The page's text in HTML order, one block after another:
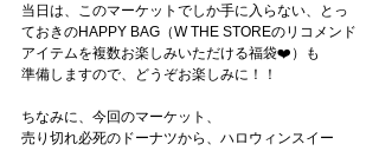
当日は、このマーケットでしか手に入らない、とっ
ておきのHAPPY BAG（W THE STOREのリコメンド
アイテムを複数お楽しみいただける福袋❤️）も
準備しますので、どうぞお楽しみに！！
ちなみに、今回のマーケット、
売り切れ必死のドーナツから、ハロウィンスイー